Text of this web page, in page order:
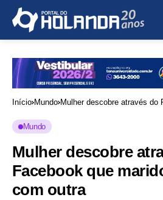
Início Mundo Mulher descobre através do
Mundo
Mulher descobre
Facebook que
com outra